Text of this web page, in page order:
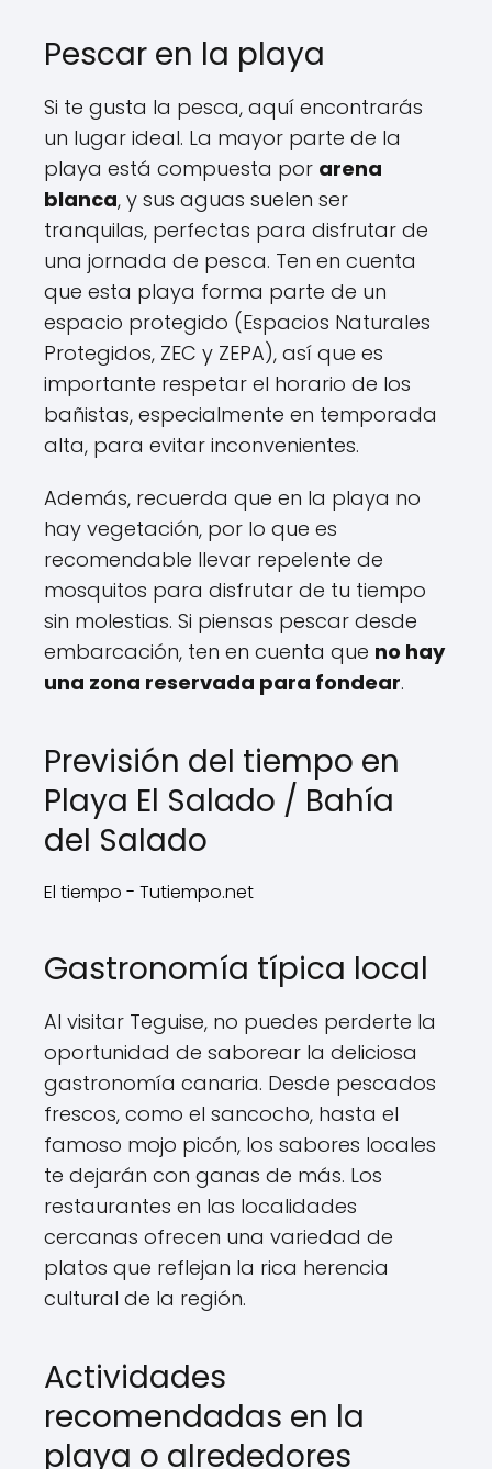
Pescar en la playa
Si te gusta la pesca, aquí encontrarás
un lugar ideal. La mayor parte de la
playa está compuesta por arena
blanca, y sus aguas suelen ser
tranquilas, perfectas para disfrutar de
una jornada de pesca. Ten en cuenta
que esta playa forma parte de un
espacio protegido (Espacios Naturales
Protegidos, ZEC y ZEPA), así que es
importante respetar el horario de los
bañistas, especialmente en temporada
alta, para evitar inconvenientes.
Además, recuerda que en la playa no
hay vegetación, por lo que es
recomendable llevar repelente de
mosquitos para disfrutar de tu tiempo
sin molestias. Si piensas pescar desde
embarcación, ten en cuenta que no hay
una zona reservada para fondear.
Previsión del tiempo en
Playa El Salado / Bahía
del Salado
El tiempo - Tutiempo.net
Gastronomía típica local
Al visitar Teguise, no puedes perderte la
oportunidad de saborear la deliciosa
gastronomía canaria. Desde pescados
frescos, como el sancocho, hasta el
famoso mojo picón, los sabores locales
te dejarán con ganas de más. Los
restaurantes en las localidades
cercanas ofrecen una variedad de
platos que reflejan la rica herencia
cultural de la región.
Actividades
recomendadas en la
playa o alrededores